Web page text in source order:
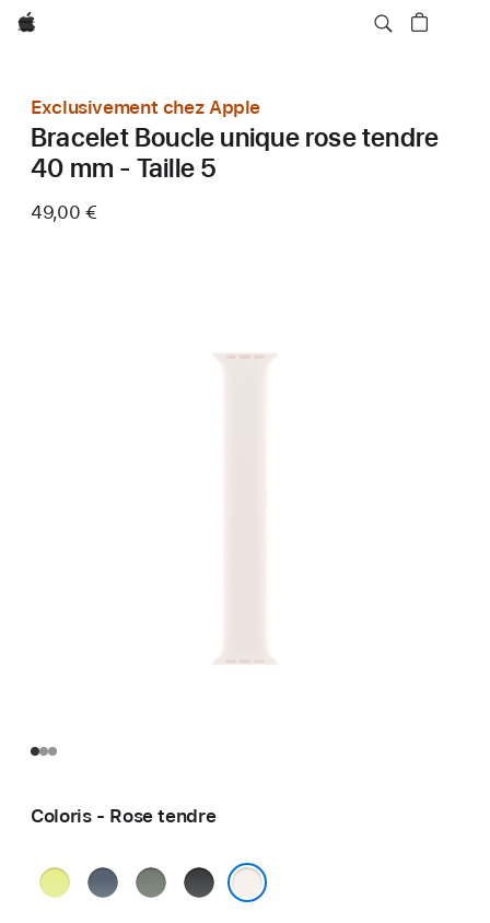
Apple
Exclusivement chez Apple
Bracelet Boucle unique rose tendre
40 mm - Taille 5
49,00 €
Coloris - Rose tendre
JauneBleu
Gris
Noir